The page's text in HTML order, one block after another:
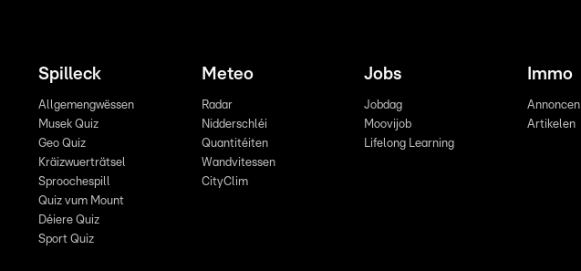
Spilleck
Allgemengwëssen
Musek Quiz
Geo Quiz
Kräizwuerträtsel
Sproochespill
Quiz vum Mount
Déiere Quiz
Sport Quiz
Meteo
Radar
Nidderschléi
Quantitéiten
Wandvitessen
CityClim
Jobs
Jobdag
Moovijob
Lifelong Learning
Immo
Annoncen
Artikelen